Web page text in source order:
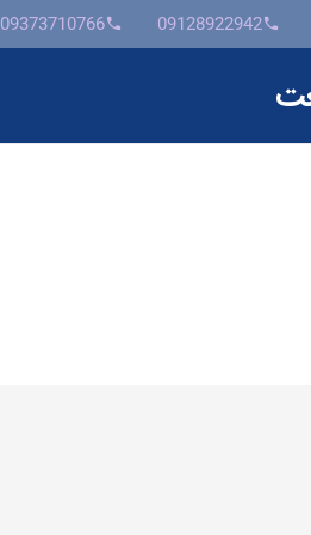
phone
09128922942
phone
09373710766